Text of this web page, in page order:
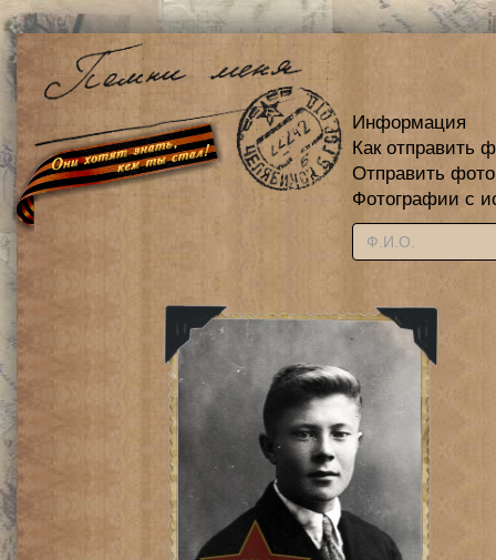
Информация
Как отправить
Отправить
Фотографии с